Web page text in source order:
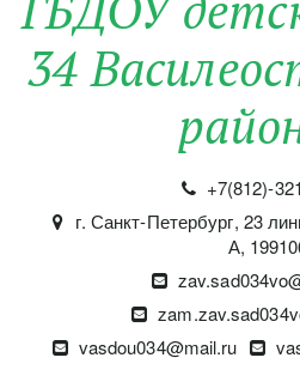
34
+7(812)-
г. Санкт-Петербург, 23
А,
vasdou034@mail.ru